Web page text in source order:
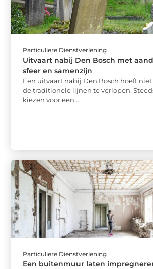
Particuliere Dienstverlening
Uitvaart nabij Den Bosch met
sfeer en samenzijn
Een uitvaart nabij Den Bosch hoeft
de traditionele lijnen te verlopen.
kiezen voor een ...
Particuliere Dienstverlening
Een buitenmuur laten